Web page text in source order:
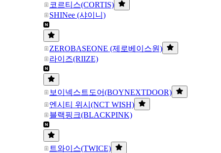
코르티스(CORTIS)
SHINee (샤이니)
ZEROBASEONE (제로베이스원)
라이즈(RIIZE)
보이넥스트도어(BOYNEXTDOOR)
엔시티 위시(NCT WISH)
블랙핑크(BLACKPINK)
트와이스(TWICE)